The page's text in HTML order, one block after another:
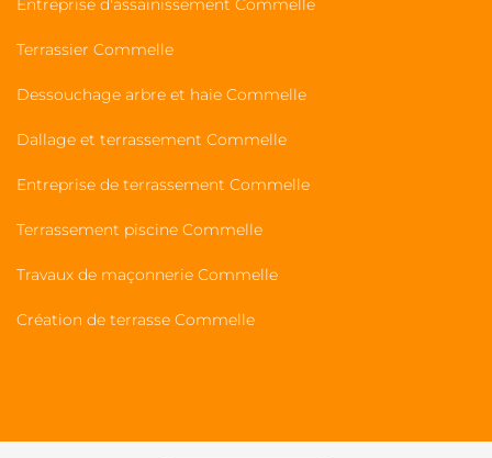
Entreprise d'assainissement Commelle
Terrassier Commelle
Dessouchage arbre et haie Commelle
Dallage et terrassement Commelle
Entreprise de terrassement Commelle
Terrassement piscine Commelle
Travaux de maçonnerie Commelle
Création de terrasse Commelle